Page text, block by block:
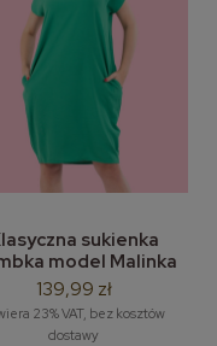
sukienka
model Malinka
LEMA rozm. M-3XL
pastelowa
139,99 zł
23% VAT, bez kosztów
dostawy